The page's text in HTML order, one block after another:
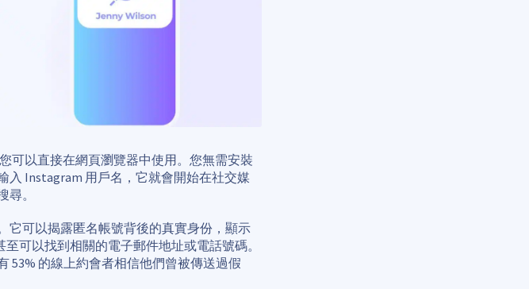
可以直接在網頁瀏覽器中使用。您無需安裝
入 Instagram 用戶名，它就會開始在社交媒
。
它可以揭露匿名帳號背後的真實身份，顯示
可以找到相關的電子郵件地址或電話號碼。
53% 的線上約會者相信他們曾被傳送過假